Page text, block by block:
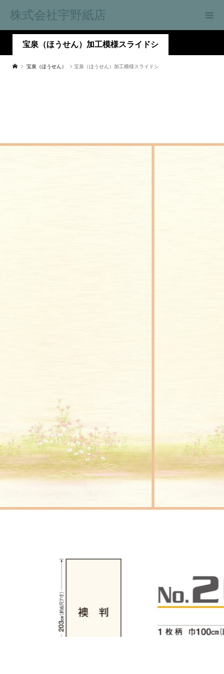
株式会社宇野紙店
宝泉（ほうせん）加工模様スライドシ
宝泉（ほうせん） 宝泉（ほうせん）加工模様スライドシ